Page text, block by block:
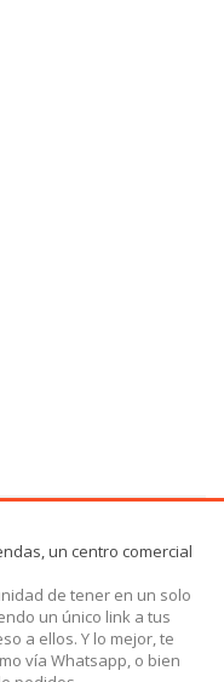
un centro comercial
de tener en un solo
un único link a tus
a ellos. Y lo mejor, te
vía Whatsapp, o bien